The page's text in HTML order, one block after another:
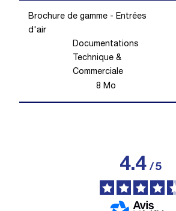
Brochure de gamme - Entrées
d'air
Documentations
Technique &
Commerciale
8 Mo
4.4/5